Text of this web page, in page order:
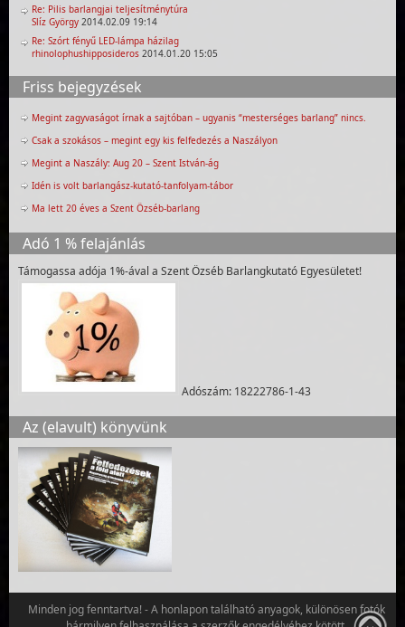
Re: Pilis barlangjai teljesítménytúra
Slíz György 2014.02.09 19:14
Re: Szórt fényű LED-lámpa házilag
rhinolophushipposideros 2014.01.20 15:05
Friss bejegyzések
Megint zagyvaságot írnak a sajtóban – ugyanis “mesterséges barlang” nincs.
Csak a szokásos – megint egy kis felfedezés a Naszályon
Megint a Naszály: Aug 20 – Szent István-ág
Idén is volt barlangász-kutató-tanfolyam-tábor
Ma lett 20 éves a Szent Özséb-barlang
Adó 1 % felajánlás
Támogassa adója 1%-ával a Szent Özséb Barlangkutató Egyesületet!
Adószám: 18222786-1-43
Az (elavult) könyvünk
Minden jog fenntartva! - A honlapon található anyagok, különösen fotók